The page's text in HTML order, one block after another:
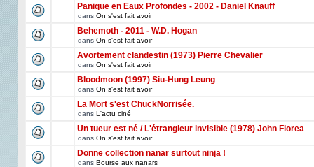
Panique en Eaux Profondes - 2002 - Daniel Knauff
dans On s'est fait avoir
Behemoth - 2011 - W.D. Hogan
dans On s'est fait avoir
Avortement clandestin (1973) Pierre Chevalier
dans On s'est fait avoir
Bloodmoon (1997) Siu-Hung Leung
dans On s'est fait avoir
La Mort s'est ChuckNorrisée.
dans L'actu ciné
Un tueur est né / L'étrangleur invisible (1978) John Florea
dans On s'est fait avoir
Donne collection nanar surtout ninja !
dans Bourse aux nanars